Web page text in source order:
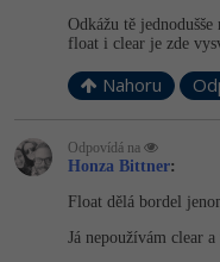
Odkážu tě
float i clear je zde
Nahoru
Odpovídá na
Honza Bittner:
Float dělá bordel
Já nepoužívám clear